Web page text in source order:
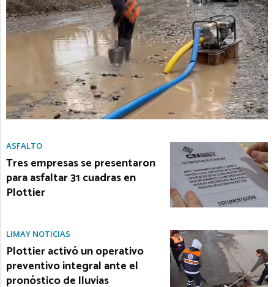
ASFALTO
Tres empresas se presentaron
para asfaltar 31 cuadras en
Plottier
LIMAY NOTICIAS
Plottier activó un operativo
preventivo integral ante el
pronóstico de lluvias